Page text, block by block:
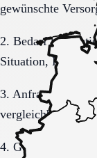
gewünschte
2. Bedarf
Situation,
3. Anfrage sauber
vergleichbar
4. Gespräche und